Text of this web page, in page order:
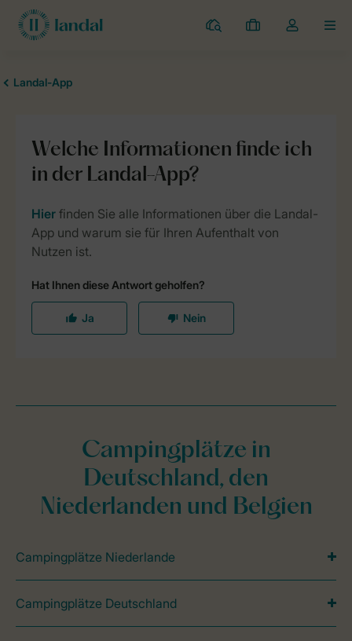
Campingplätze
Meine
Dropdown-
Campingplätze in
Deutschland, den
Niederlanden und Belgien
Campingplätze Niederlande
Campingplätze Deutschland